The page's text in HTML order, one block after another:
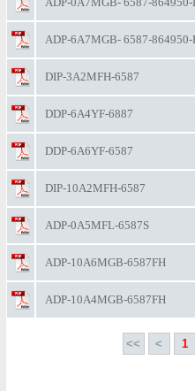
ADP-6A7MGB- 6587-864950-
DIP-3A2MFH-6587
DDP-6A4YF-6887
DDP-6A6YF-6587
DIP-10A2MFH-6587
ADP-0A5MFL-6587S
ADP-10A6MGB-6587FH
ADP-10A4MGB-6587FH
<< < 1